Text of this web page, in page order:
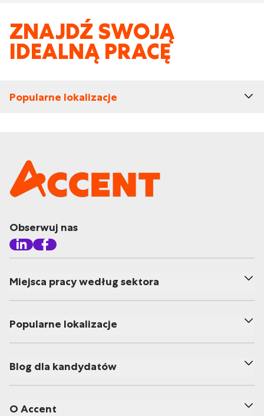
ZNAJDŹ SWOJĄ
IDEALNĄ PRACĘ
Popularne lokalizacje
Obserwuj nas
Miejsca pracy według sektora
Popularne lokalizacje
Blog dla kandydatów
O Accent